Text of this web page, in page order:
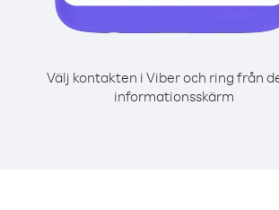
Välj kontakten i Viber och ring från
informationsskärm